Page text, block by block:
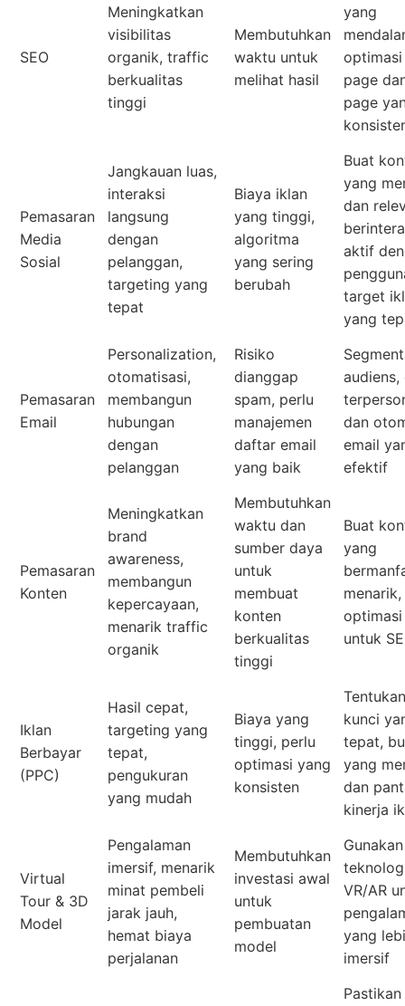
SEO
Meningkatkan
visibilitas
organik, traffic
berkualitas
tinggi
Membutuhkan
waktu untuk
melihat hasil
yang
page
page
Pemasaran
Media
Sosial
Jangkauan luas,
interaksi
langsung
dengan
pelanggan,
targeting yang
tepat
Biaya iklan
yang tinggi,
algoritma
yang sering
berubah
Buat
yang
dan
aktif
target
yang
Pemasaran
Email
Personalization,
otomatisasi,
membangun
hubungan
dengan
pelanggan
Risiko
dianggap
spam, perlu
manajemen
daftar email
yang baik
audiens,
dan
email
efektif
Pemasaran
Konten
Meningkatkan
brand
awareness,
membangun
kepercayaan,
menarik traffic
organik
Membutuhkan
waktu dan
sumber daya
untuk
membuat
konten
berkualitas
tinggi
Buat
yang
menarik,
untuk
Iklan
Berbayar
(PPC)
Hasil cepat,
targeting yang
tepat,
pengukuran
yang mudah
Biaya yang
tinggi, perlu
optimasi yang
konsisten
kunci
tepat,
yang
dan
kinerja
Virtual
Tour & 3D
Model
Pengalaman
imersif, menarik
minat pembeli
jarak jauh,
hemat biaya
perjalanan
Membutuhkan
investasi awal
untuk
pembuatan
model
Gunakan
VR/AR
yang
imersif